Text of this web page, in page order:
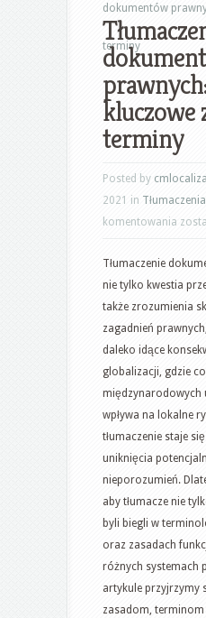
dokumentów
terminy
kluczowe
terminy
Posted by
2021 in Tłumaczenia
komentowania
i
Tłumaczenie
nie tylko kwestia
także zrozumienia
zagadnień
daleko idące
globalizacji, gdzie
międzynarodowych
wpływa na lokalne
tłumaczenie staje
uniknięcia
nieporozumień.
aby tłumacze nie
byli biegli w
oraz zasadach
różnych systemach
artykule przyjrzymy
zasadom,